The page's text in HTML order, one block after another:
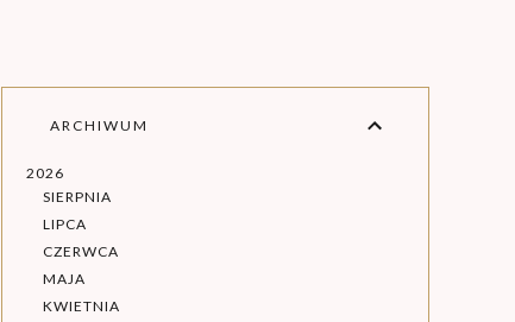
ARCHIWUM
2026
SIERPNIA
LIPCA
CZERWCA
MAJA
KWIETNIA